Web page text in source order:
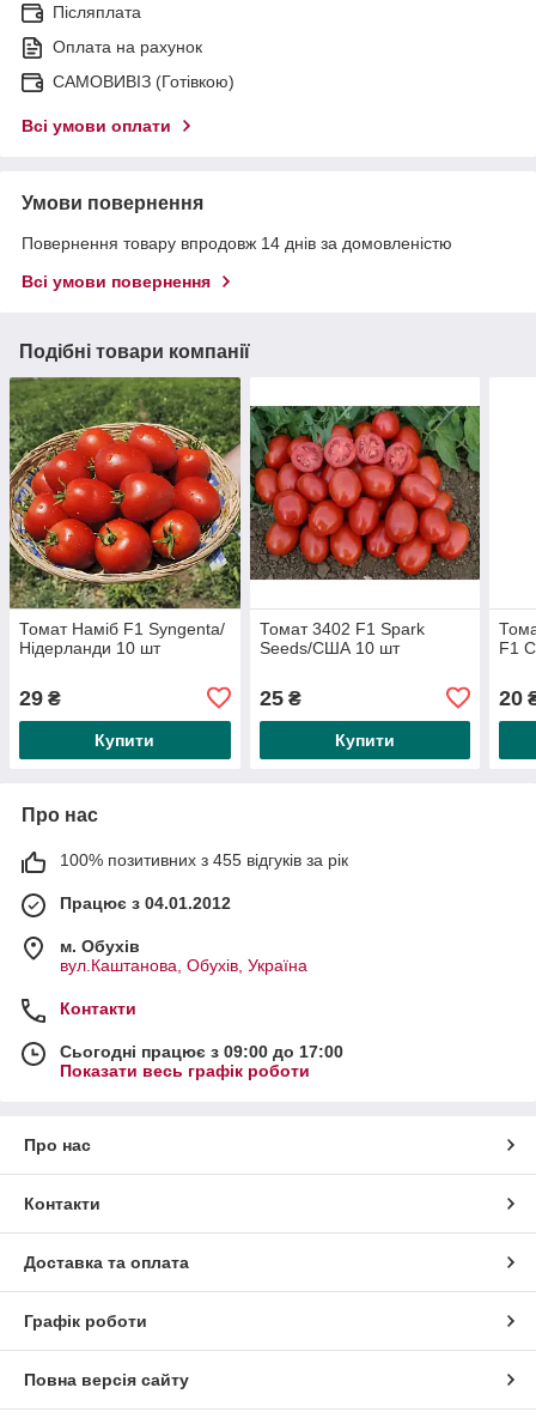
Післяплата
Оплата на рахунок
САМОВИВІЗ (Готівкою)
Всі умови оплати
Умови повернення
Повернення товару впродовж 14 днів за домовленістю
Всі умови повернення
Подібні товари компанії
Томат Наміб F1 Syngenta/
Нідерланди 10 шт
29 ₴
Купити
Томат 3402 F1 Spark
Seeds/США 10 шт
25₴
Купити
F1
20
Про нас
100% позитивних з 455 відгуків за рік
Працює з 04.01.2012
м. Обухів
вул.Каштанова, Обухів, Україна
Контакти
Сьогодні працює з 09:00 до 17:00
Показати весь графік роботи
Про нас
Контакти
Доставка та оплата
Графік роботи
Повна версія сайту